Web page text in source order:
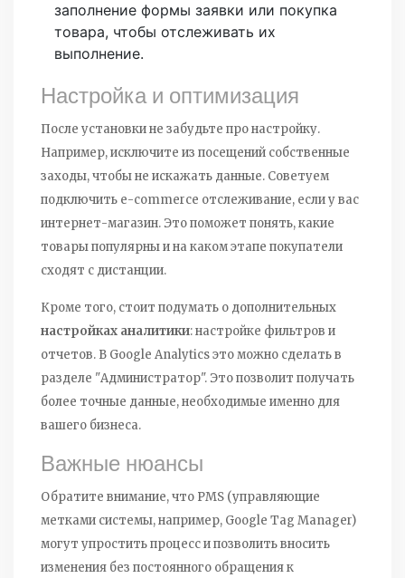
заполнение формы заявки или покупка
товара, чтобы отслеживать их
выполнение.
Настройка и оптимизация
После установки не забудьте про настройку.
Например, исключите из посещений собственные
заходы, чтобы не искажать данные. Советуем
подключить e-commerce отслеживание, если у вас
интернет-магазин. Это поможет понять, какие
товары популярны и на каком этапе покупатели
сходят с дистанции.
Кроме того, стоит подумать о дополнительных
настройках аналитики: настройке фильтров и
отчетов. В Google Analytics это можно сделать в
разделе "Администратор". Это позволит получать
более точные данные, необходимые именно для
вашего бизнеса.
Важные нюансы
Обратите внимание, что PMS (управляющие
метками системы, например, Google Tag Manager)
могут упростить процесс и позволить вносить
изменения без постоянного обращения к